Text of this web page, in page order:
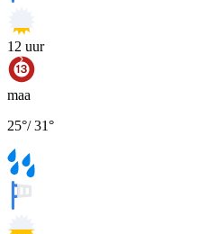
12 uur
maa
25°/31°